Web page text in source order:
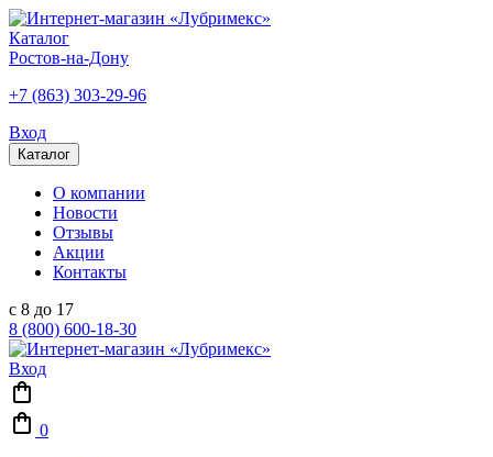
Каталог
Ростов-на-Дону
+7 (863) 303-29-96
Вход
Каталог
О компании
Новости
Отзывы
Акции
Контакты
с 8 до 17
8 (800) 600-18-30
Вход
0